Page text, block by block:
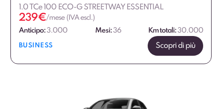
Marca Professional
Alimentazione
Dimensione
1.0 TCe 100 ECO-G STREETWAY ESSENTIAL
239€/mese (IVA escl.)
Anticipo:3.000 Mesi:36 Km totali:30.000
BUSINESS Scopri di più